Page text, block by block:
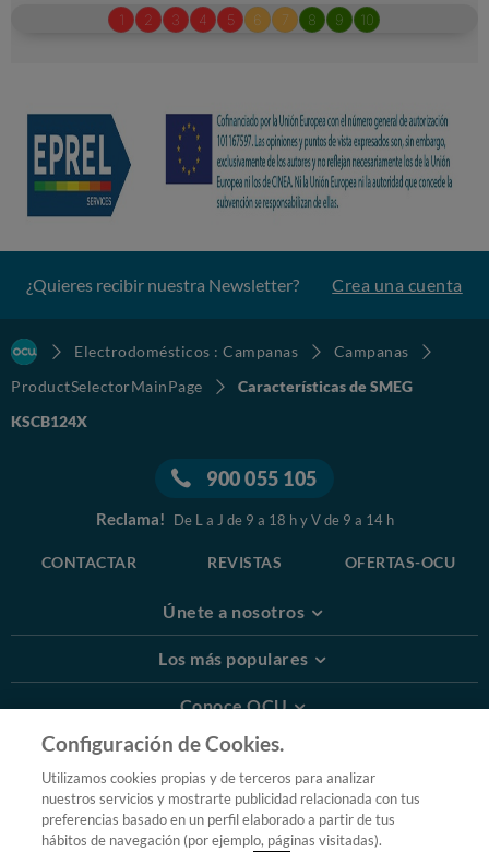
¿Quieres recibir nuestra Newsletter? Crea una cuenta
Electrodomésticos : Campanas
Campanas
ProductSelectorMainPage
Características de SMEG
KSCB124X
900 055 105
Reclama! De L a J de 9 a 18 h y V de 9 a 14 h
CONTACTAR REVISTAS OFERTAS-OCU
Únete a nosotros
Los más populares
Conoce OCU
Más Información
© 2026 OCU
Condiciones generales de contratación de OCU
Configuración de Cookies.
Utilizamos cookies propias y de terceros para analizar
nuestros servicios y mostrarte publicidad relacionada con tus
preferencias basado en un perfil elaborado a partir de tus
hábitos de navegación (por ejemplo, páginas visitadas).